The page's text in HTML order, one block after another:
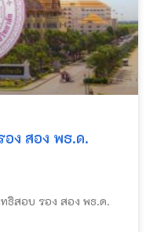
ง สอง พธ.ด.
ธิสอบ รอง สอง พธ.ด.